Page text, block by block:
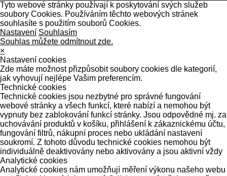
Tyto webové stránky používají k poskytování svých služeb
soubory Cookies. Používáním těchto webových stránek
souhlasíte s použitím souborů Cookies.
Nastavení Souhlasím
Souhlas můžete odmítnout zde.
×
Nastavení cookies
Zde máte možnost přizpůsobit soubory cookies dle kategorií,
jak vyhovují nejlépe Vašim preferencím.
Technické cookies
Technické cookies jsou nezbytné pro správné fungování
webové stránky a všech funkcí, které nabízí a nemohou být
vypnuty bez zablokování funkcí stránky. Jsou odpovědné mj. za
uchovávání produktů v košíku, přihlášení k zákaznickému účtu,
fungování filtrů, nákupní proces nebo ukládání nastavení
soukromí. Z tohoto důvodu technické cookies nemohou být
individuálně deaktivovány nebo aktivovány a jsou aktivní vždy
Analytické cookies
Analytické cookies nám umožňují měření výkonu našeho webu